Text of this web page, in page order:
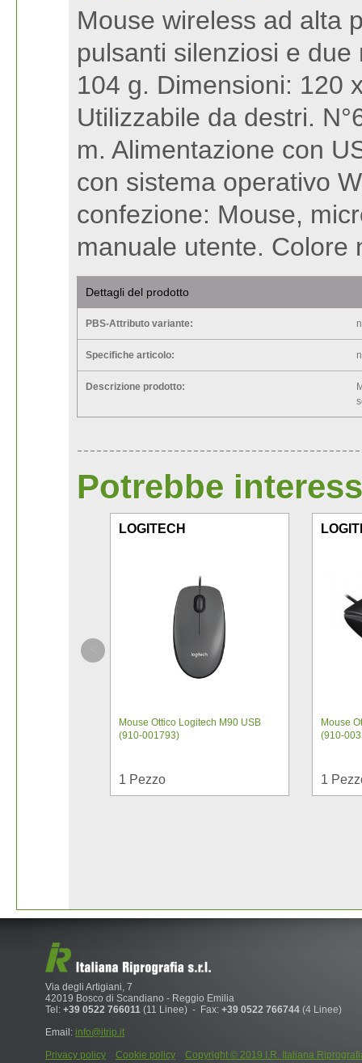
Mouse wireless ad alta
pulsanti silenziosi e
104 g. Dimensioni: 120
Utilizzabile da destri.
m. Alimentazione con
con sistema operativo
confezione: Mouse,
manuale utente. Colore
Dettagli del prodotto
PBS-Attributo variante:
Specifiche articolo:
Descrizione prodotto:
Potrebbe
LOGITECH
Mouse Ottico Logitech M90 USB
(910-001793)
1 Pezzo
Mouse
(910-
1
Via degli Artigiani, 7
42019 Bosco di Scandiano - Reggio Emilia
Tel: +39 0522 766011 (11 Linee) - Fax: +39 0522 766744 (4 Linee)
Email: info@itrip.it
Privacy policy
Cookie policy Copyright © 2019 I.R. Italiana